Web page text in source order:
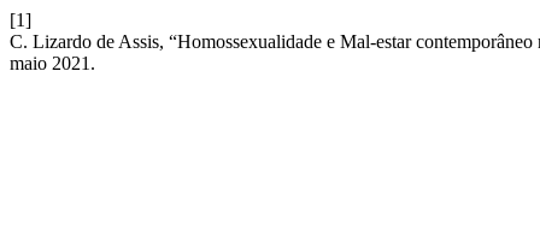
[1]
C. Lizardo de Assis, “Homossexualidade e Mal-estar
maio 2021.